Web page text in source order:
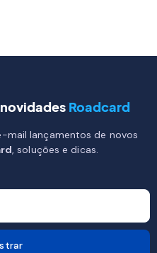
Roadcard
mail lançamentos de novos
, soluções e dicas.